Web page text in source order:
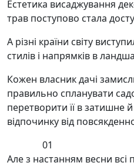
Естетика висаджування
трав поступово стала
А різні країни світу
стилів і напрямків в
Кожен власник дачі
правильно спланувати
перетворити її в затишне
відпочинку від
01
Але з настанням весни